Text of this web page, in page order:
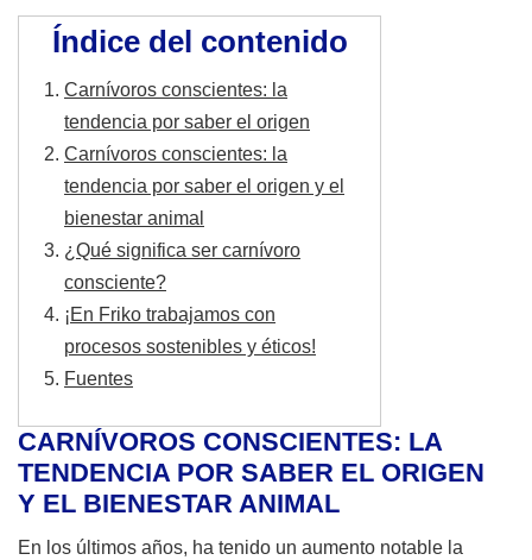
Índice del contenido
Carnívoros conscientes: la
tendencia por saber el origen
Carnívoros conscientes: la
tendencia por saber el origen y el
bienestar animal
¿Qué significa ser carnívoro
consciente?
¡En Friko trabajamos con
procesos sostenibles y éticos!
Fuentes
CARNÍVOROS CONSCIENTES: LA
TENDENCIA POR SABER EL ORIGEN
Y EL BIENESTAR ANIMAL
En los últimos años, ha tenido un aumento notable la